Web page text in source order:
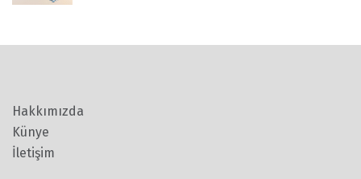
Hakkımızda
Künye
İletişim